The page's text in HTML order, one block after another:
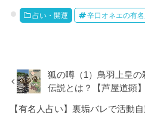
占い・開運 辛口オネエの有
狐の噂（1）鳥羽上皇の
伝説とは？【芦屋道顕】
【有名人占い】裏垢バレで活動